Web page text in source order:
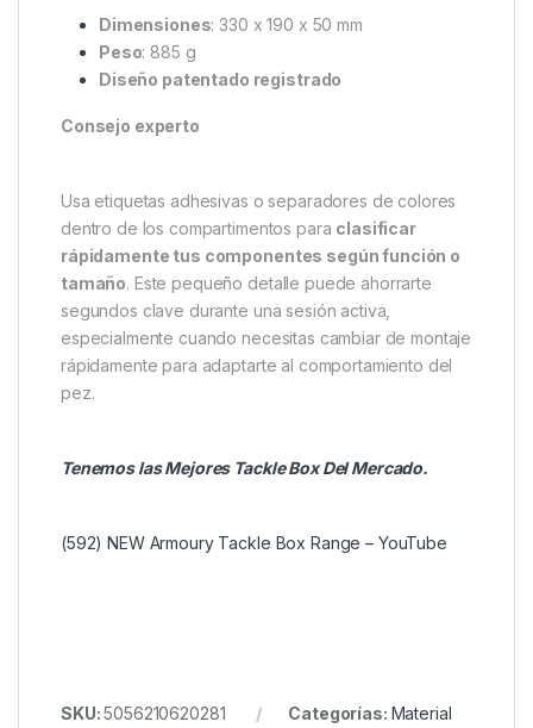
Dimensiones: 330 x 190 x 50 mm
Peso: 885 g
Diseño patentado registrado
Consejo experto
Usa etiquetas adhesivas o separadores de colores
dentro de los compartimentos para clasificar
rápidamente tus componentes según función o
tamaño. Este pequeño detalle puede ahorrarte
segundos clave durante una sesión activa,
especialmente cuando necesitas cambiar de montaje
rápidamente para adaptarte al comportamiento del
pez.
Tenemos las Mejores Tackle Box Del Mercado.
(592) NEW Armoury Tackle Box Range – YouTube
SKU:5056210620281 Categorías: Material